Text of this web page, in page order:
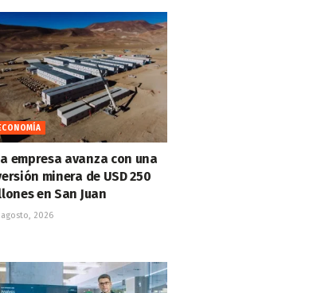
empresa avanza con una
minera de USD 250
en San Juan
2026